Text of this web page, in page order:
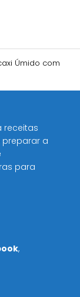
Úmido com
receitas
a
para
,